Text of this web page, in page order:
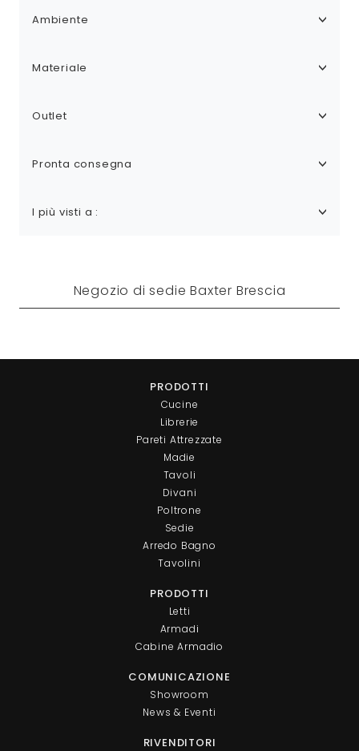
Ambiente
Materiale
Outlet
Pronta consegna
I più visti a :
Negozio di sedie Baxter Brescia
PRODOTTI
Cucine
Librerie
Pareti Attrezzate
Madie
Tavoli
Divani
Poltrone
Sedie
Arredo Bagno
Tavolini
PRODOTTI
Letti
Armadi
Cabine Armadio
COMUNICAZIONE
Showroom
News & Eventi
RIVENDITORI